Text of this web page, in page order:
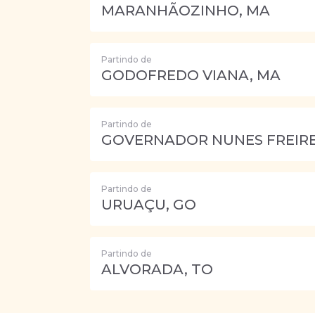
MARANHÃOZINHO, MA
Partindo de
GODOFREDO VIANA, MA
Partindo de
GOVERNADOR NUNES
Partindo de
URUAÇU, GO
Partindo de
ALVORADA, TO